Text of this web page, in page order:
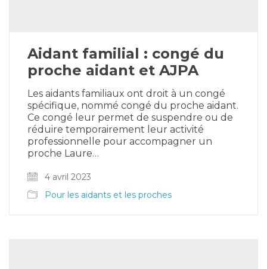
Aidant familial : congé du
proche aidant et AJPA
Les aidants familiaux ont droit à un congé
spécifique, nommé congé du proche aidant.
Ce congé leur permet de suspendre ou de
réduire temporairement leur activité
professionnelle pour accompagner un
proche Laure…
4 avril 2023
Pour les aidants et les proches